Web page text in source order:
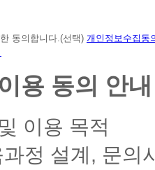
동의합니다.(선택) 개인정보수집동
용 동의 안내
이용 목적
정 설계, 문의